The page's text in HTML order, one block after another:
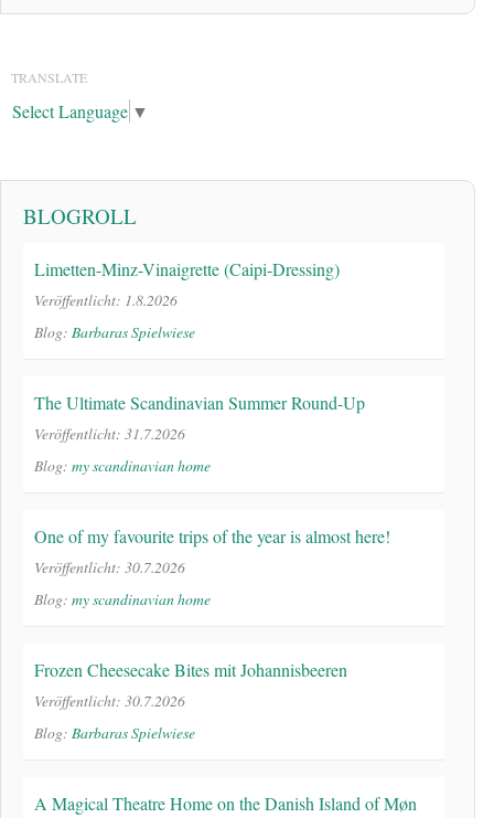
TRANSLATE
Select Language ▼
BLOGROLL
Limetten-Minz-Vinaigrette (Caipi-Dressing)
Veröffentlicht: 1.8.2026
Blog: Barbaras Spielwiese
The Ultimate Scandinavian Summer Round-Up
Veröffentlicht: 31.7.2026
Blog: my scandinavian home
One of my favourite trips of the year is almost here!
Veröffentlicht: 30.7.2026
Blog: my scandinavian home
Frozen Cheesecake Bites mit Johannisbeeren
Veröffentlicht: 30.7.2026
Blog: Barbaras Spielwiese
A Magical Theatre Home on the Danish Island of Møn